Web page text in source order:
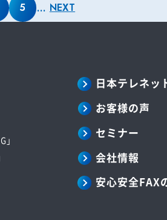
5 … NEXT
日本テレネッ
お客様の声
セミナー
会社情報
安心安全FAX